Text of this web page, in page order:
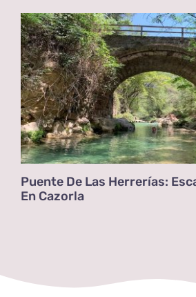
Puente De Las Herrerías:
En Cazorla